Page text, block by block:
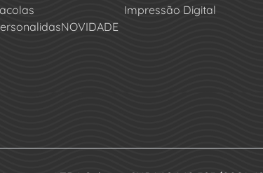
NOVIDADE
Impressão Digital